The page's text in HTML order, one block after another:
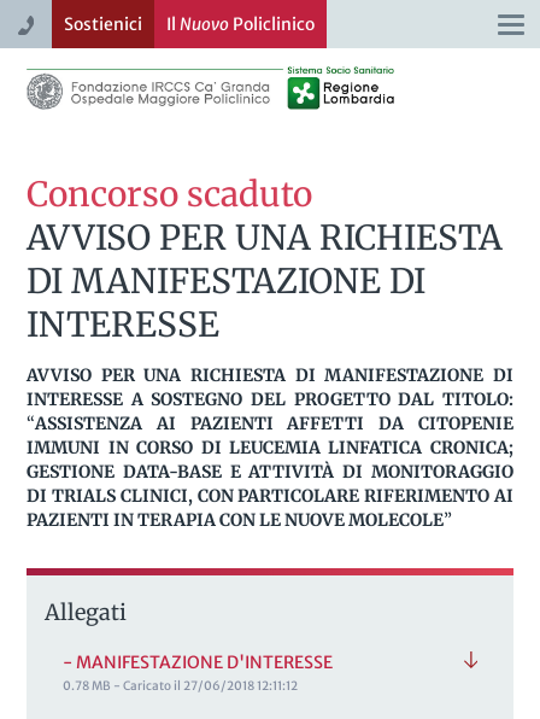
Sostienici Il NuovoPoliclinico
Concorso scaduto
AVVISO PER UNA RICHIESTA
DI MANIFESTAZIONE DI
INTERESSE
AVVISO PER UNA RICHIESTA DI MANIFESTAZIONE DI
INTERESSE A SOSTEGNO DEL PROGETTO DAL TITOLO:
“ASSISTENZA AI PAZIENTI AFFETTI DA CITOPENIE
IMMUNI IN CORSO DI LEUCEMIA LINFATICA CRONICA;
GESTIONE DATA-BASE E ATTIVITÀ DI MONITORAGGIO
DI TRIALS CLINICI, CON PARTICOLARE RIFERIMENTO AI
PAZIENTI IN TERAPIA CON LE NUOVE MOLECOLE”
Allegati
- MANIFESTAZIONE D'INTERESSE
0.78 MB - Caricato il 27/06/2018 12:11:12